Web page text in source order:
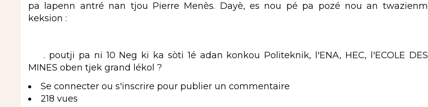
pa lapenn antré nan tjou Pierre Menès. Dayè, es nou pé pa pozé nou an twazienm
keksion :
. poutji pa ni 10 Neg ki ka sòti 1é adan konkou Politeknik, l'ENA, HEC, l'ECOLE DES
MINES oben tjek grand lékol ?
Se connecter ou s'inscrire pour publier un commentaire
218 vues